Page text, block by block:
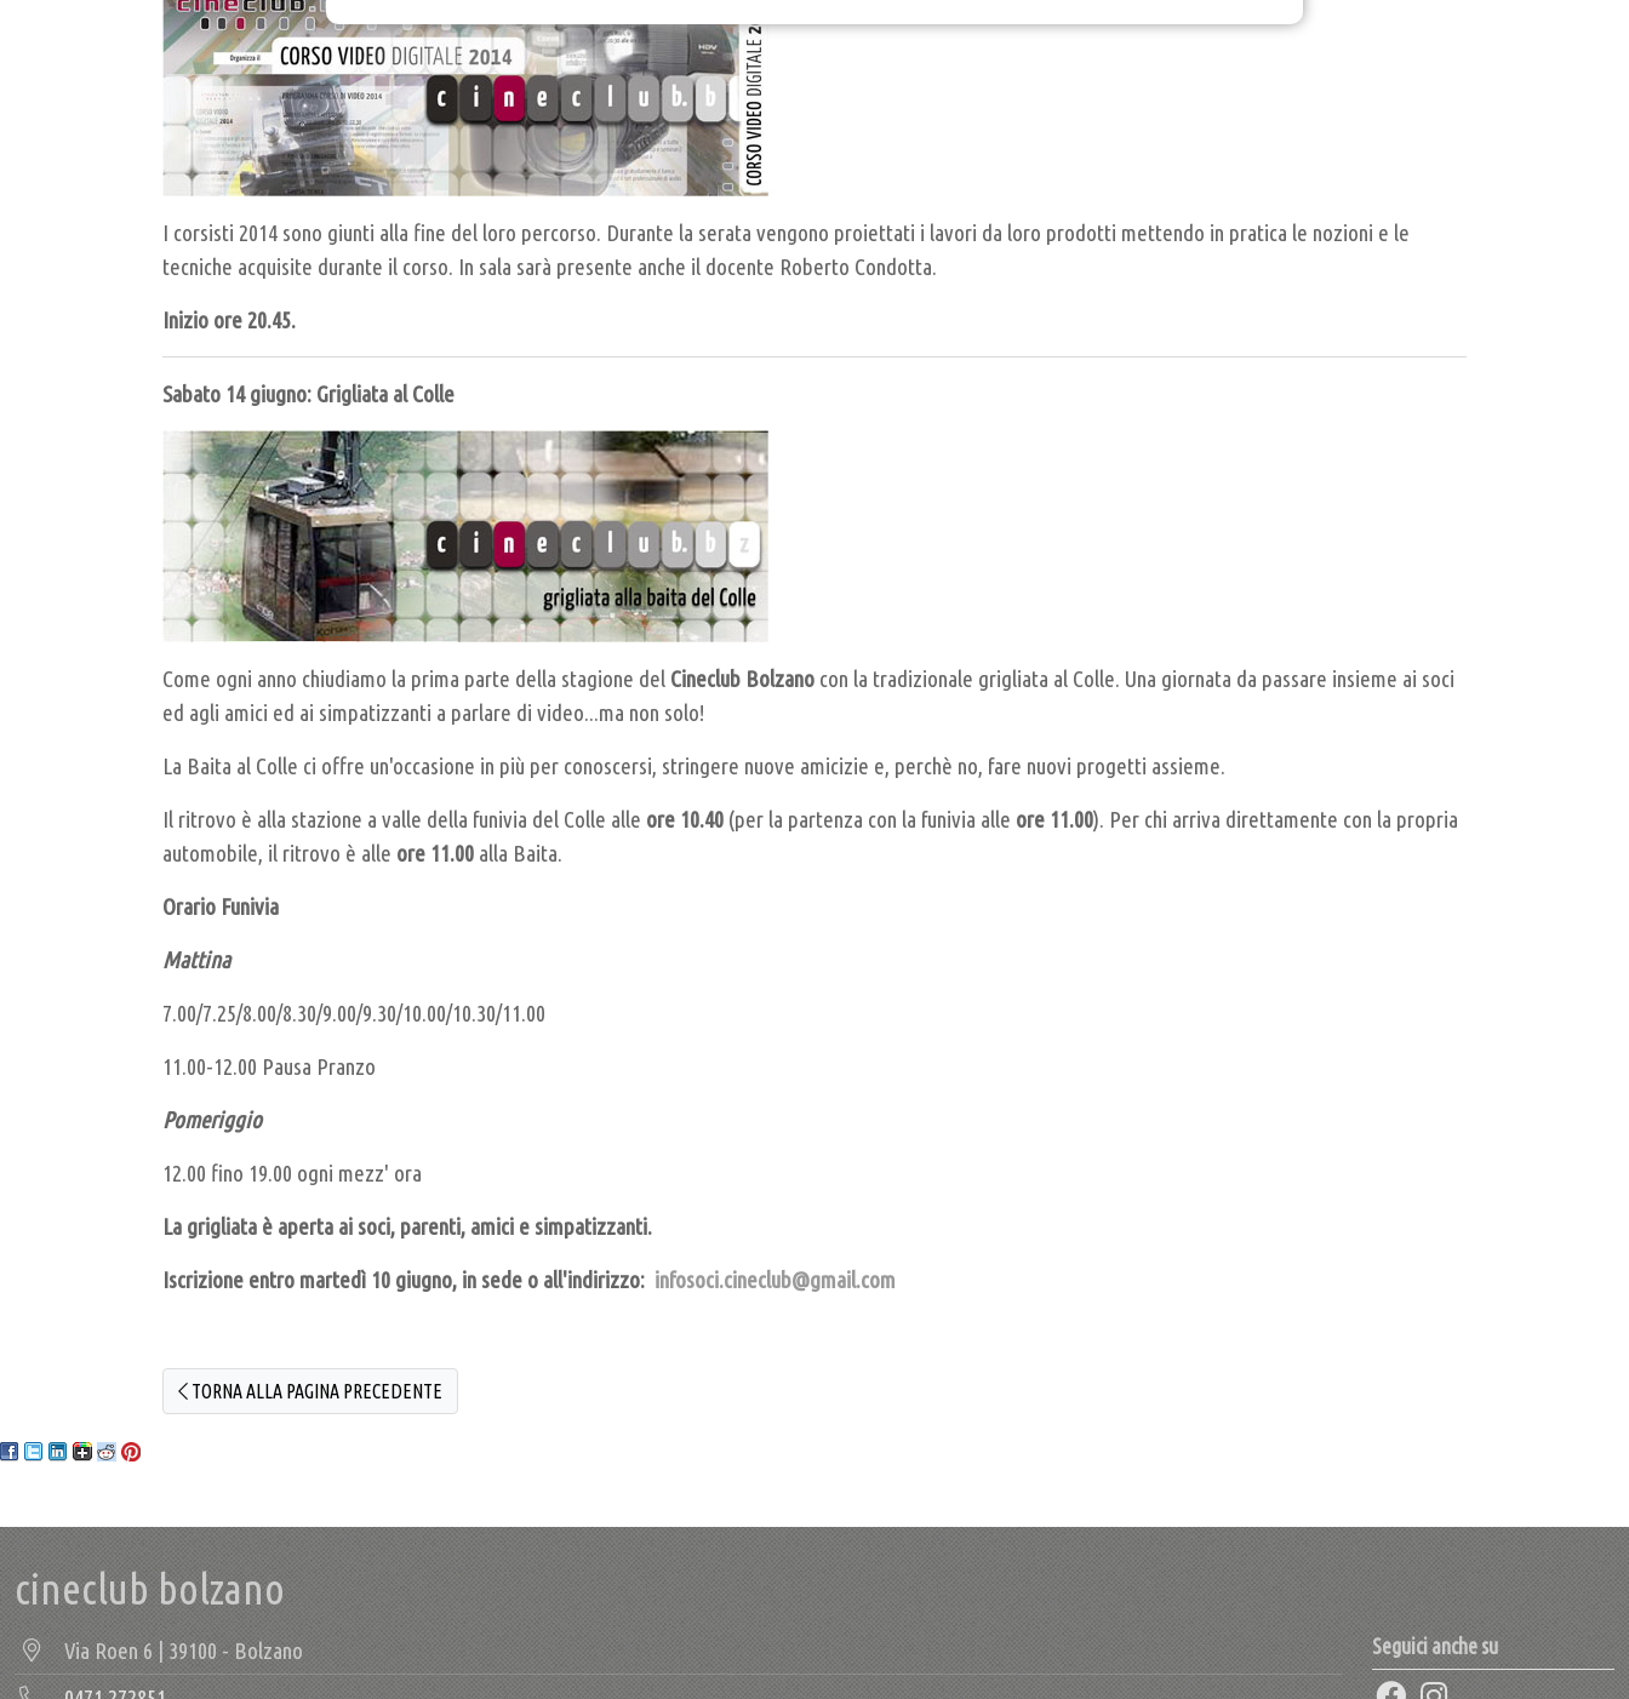
I corsisti 2014 sono giunti alla fine del loro percorso. Durante la serata vengono proiettati i lavori da loro prodotti mettendo in pratica le nozioni e le
tecniche acquisite durante il corso. In sala sarà presente anche il docente Roberto Condotta.
Inizio ore 20.45.
Sabato 14 giugno: Grigliata al Colle
Come ogni anno chiudiamo la prima parte della stagione del Cineclub Bolzanocon la tradizionale grigliata al Colle. Una giornata da passare insieme ai soci
ed agli amici ed ai simpatizzanti a parlare di video...ma non solo!
La Baita al Colle ci offre un'occasione in più per conoscersi, stringere nuove amicizie e, perchè no, fare nuovi progetti assieme.
Il ritrovo è alla stazione a valle della funivia del Colle alle ore 10.40(per la partenza con la funivia alle ore 11.00). Per chi arriva direttamente con la propria
automobile, il ritrovo è alle ore 11.00alla Baita.
Orario Funivia
Mattina
7.00/7.25/8.00/8.30/9.00/9.30/10.00/10.30/11.00
11.00-12.00 Pausa Pranzo
Pomeriggio
12.00 fino 19.00 ogni mezz' ora
La grigliata è aperta ai soci, parenti, amici e simpatizzanti.
Iscrizione entro martedì 10 giugno, in sede o all'indirizzo: infosoci.cineclub@gmail.com
TORNA ALLA PAGINA PRECEDENTE
cineclub bolzano
Via Roen 6 | 39100 - Bolzano
Seguici anche su